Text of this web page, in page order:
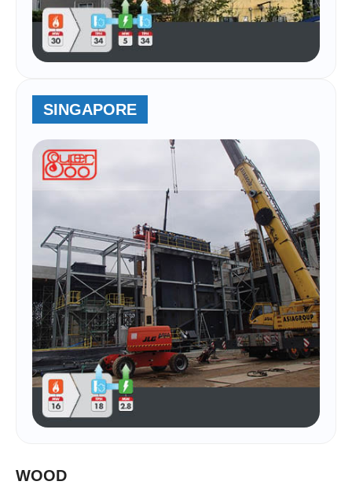
SINGAPORE
WOOD